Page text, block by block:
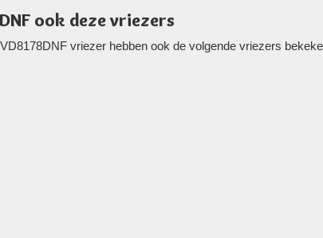
ook deze vriezers
vriezer hebben ook de volgende vriezers